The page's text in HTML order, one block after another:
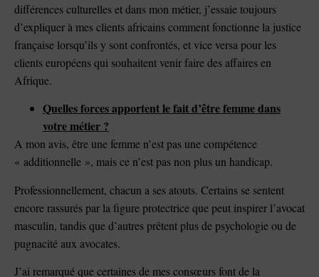
différences culturelles et dans mon métier, j’essaie toujours
d’expliquer à mes clients africains comment fonctionne la justice
française lorsqu’ils y sont confrontés, et vice versa pour les
clients européens qui souhaitent venir faire des affaires en
Afrique.
Quelles forces apportent le fait d’être femme dans
votre métier ?
A mon avis, être une femme n’est pas une compétence
« additionnelle », mais ce n’est pas non plus un handicap.
Professionnellement, chacun a ses atouts. Certains se sentent
encore rassurés par la figure protectrice que peut inspirer l’avocat
masculin, tandis que d’autres prêtent plus de psychologie ou de
pugnacité aux avocates.
J’ai remarqué que certaines de mes consœurs font de la